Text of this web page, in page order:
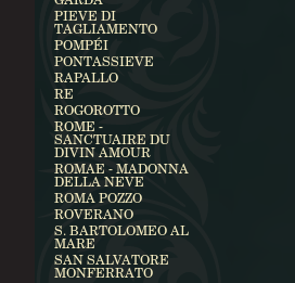
PIEVE DI
TAGLIAMENTO
POMPÉI
PONTASSIEVE
RAPALLO
RE
ROGOROTTO
ROME -
SANCTUAIRE DU
DIVIN AMOUR
ROMAE - MADONNA
DELLA NEVE
ROMA POZZO
ROVERANO
S. BARTOLOMEO AL
MARE
SAN SALVATORE
MONFERRATO